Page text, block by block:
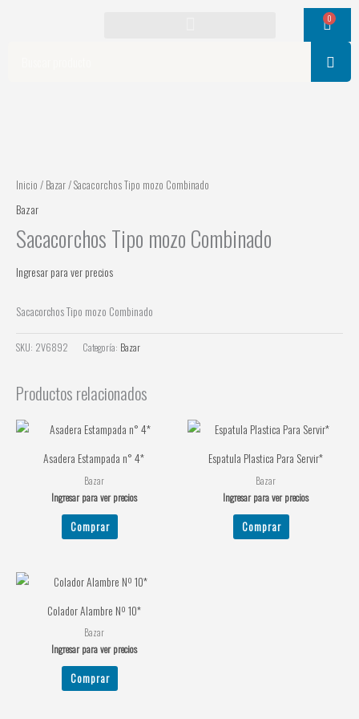
0
Cart
Inicio / Bazar/ Sacacorchos Tipo mozo Combinado
Bazar
Sacacorchos Tipo mozo Combinado
Ingresar para ver precios
Sacacorchos Tipo mozo Combinado
SKU: 2V6892 Categoría: Bazar
Productos relacionados
Asadera Estampada n° 4*
Bazar
Ingresar para ver precios
Comprar
Espatula Plastica Para Servir*
Bazar
Ingresar para ver precios
Comprar
Colador Alambre Nº 10*
Bazar
Ingresar para ver precios
Comprar